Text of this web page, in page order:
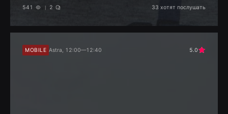
541 2 33 хотят послушать
MOBILE Astra, 12:00—12:40 5.0